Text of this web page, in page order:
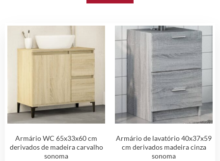
Armário WC 65x33x60 cm
derivados de madeira carvalho
sonoma
Armário de lavatório 40x37x59
cm derivados madeira cinza
sonoma